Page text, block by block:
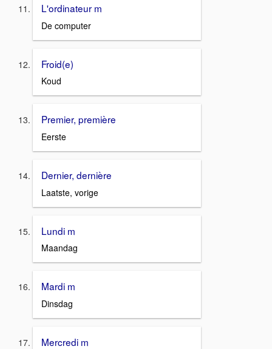
L'ordinateur m
De computer
Froid(e)
Koud
Premier, première
Eerste
Dernier, dernière
Laatste, vorige
Lundi m
Maandag
Mardi m
Dinsdag
Mercredi m